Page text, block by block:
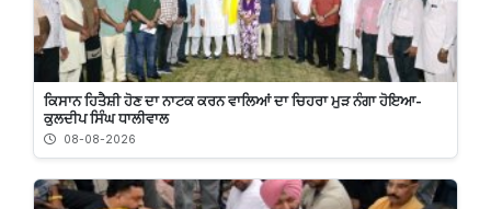
ਕਿਸਾਨ ਹਿਤੈਸ਼ੀ ਹੋਣ ਦਾ ਨਾਟਕ ਕਰਨ ਵਾਲਿਆਂ ਦਾ ਚਿਹਰਾ ਮੁੜ ਨੰਗਾ ਹੋਇਆ-
ਕੁਲਦੀਪ ਸਿੰਘ ਧਾਲੀਵਾਲ
08-08-2026